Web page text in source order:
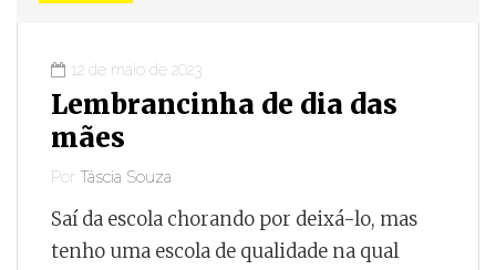
12 de maio de 2023
Lembrancinha de dia das
mães
Por Táscia Souza
Saí da escola chorando por deixá-lo, mas
tenho uma escola de qualidade na qual